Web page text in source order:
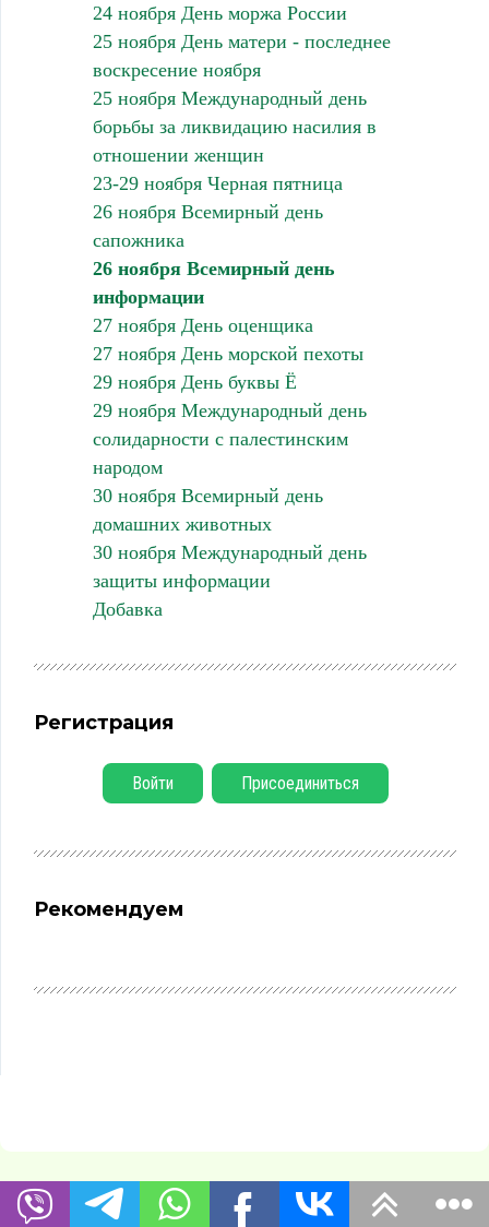
24 ноября День моржа России
25 ноября День матери - последнее
воскресение ноября
25 ноября Международный день
борьбы за ликвидацию насилия в
отношении женщин
23-29 ноября Черная пятница
26 ноября Всемирный день
сапожника
26 ноября Всемирный день
информации
27 ноября День оценщика
27 ноября День морской пехоты
29 ноября День буквы Ё
29 ноября Международный день
солидарности с палестинским
народом
30 ноября Всемирный день
домашних животных
30 ноября Международный день
защиты информации
Добавка
Регистрация
Войти Присоединиться
Рекомендуем